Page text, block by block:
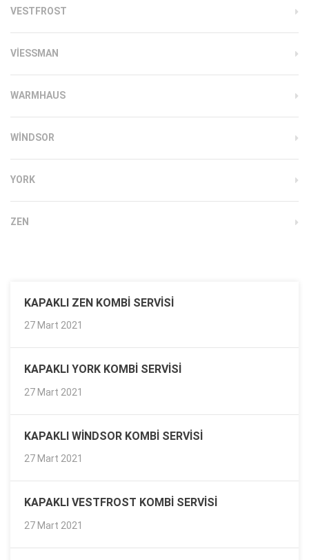
VESTFROST
VIESSMAN
WARMHAUS
WINDSOR
YORK
ZEN
KAPAKLI ZEN KOMBI SERVISI
27 Mart 2021
KAPAKLI YORK KOMBI SERVISI
27 Mart 2021
KAPAKLI WINDSOR KOMBI SERVISI
27 Mart 2021
KAPAKLI VESTFROST KOMBI SERVISI
27 Mart 2021